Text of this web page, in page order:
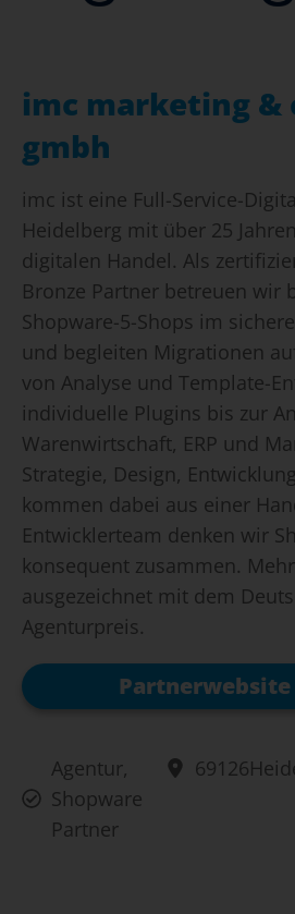
imc marketing &
gmbh
imc ist eine Full-Service-
Heidelberg mit über 25
digitalen Handel. Als
Bronze Partner betreuen wir
Shopware-5-Shops im
und begleiten Migrationen
von Analyse und Template-
individuelle Plugins bis zur
Warenwirtschaft, ERP und
Strategie, Design,
kommen dabei aus einer
Entwicklerteam denken wir
konsequent zusammen.
ausgezeichnet mit dem
Agenturpreis.
Agentur,
Shopware
Partner
69126